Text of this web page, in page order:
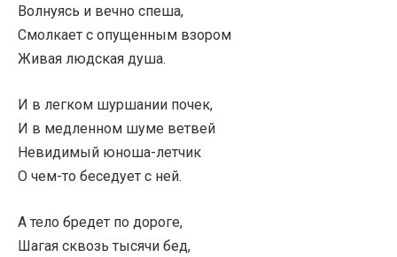
Волнуясь и вечно спеша,
Смолкает с опущенным взором
Живая людская душа.
И в легком шуршании почек,
И в медленном шуме ветвей
Невидимый юноша-летчик
О чем-то беседует с ней.
А тело бредет по дороге,
Шагая сквозь тысячи бед,